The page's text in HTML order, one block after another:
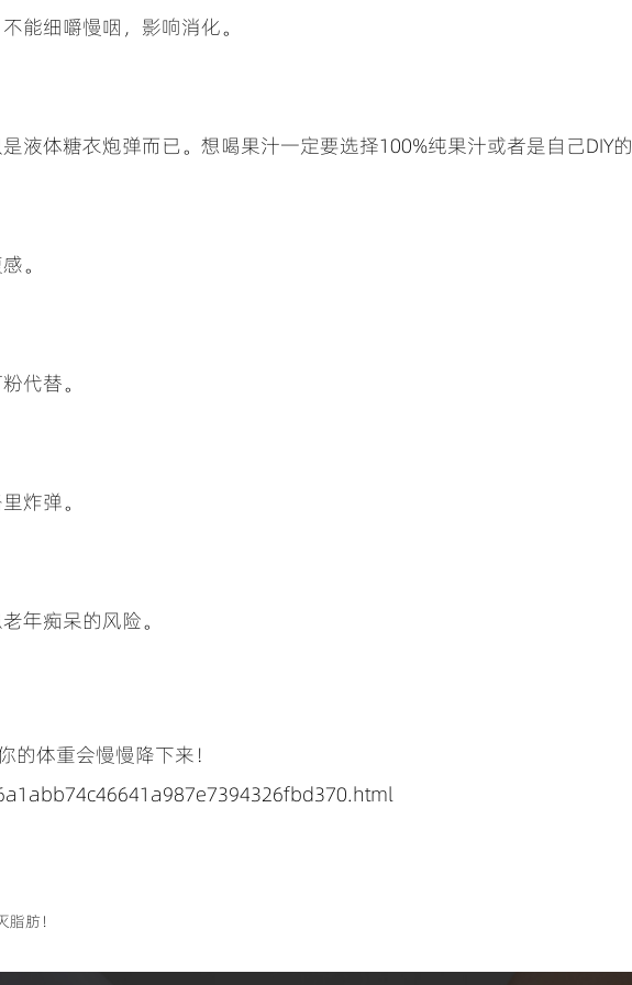
能细嚼慢咽，影响消化。
液体糖衣炮弹而已。想喝果汁一定要选择100%纯果汁或者是自己DIY的
。
代替。
炸弹。
年痴呆的风险。
体重会慢慢降下来！
肪！